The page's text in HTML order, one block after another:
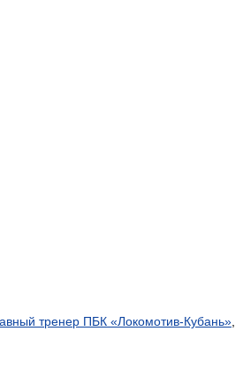
тренер ПБК «Локомотив-Кубань»,